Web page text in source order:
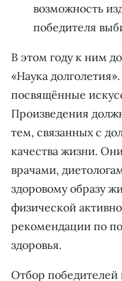
возможность
победителя
В этом году к ним
«Наука
посвящённые
Произведения
тем, связанных с
качества жизни.
врачами,
здоровому образу
физической
рекомендации по
здоровья.
Отбор победителей